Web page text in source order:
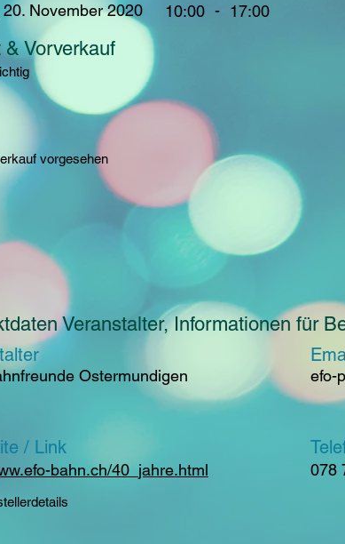
20. November 2020
-
& Vorverkauf
vorgesehen
Veranstalter, Informationen für
Ostermundigen efo-
/ Link
bahn.ch/40_jahre.html 078